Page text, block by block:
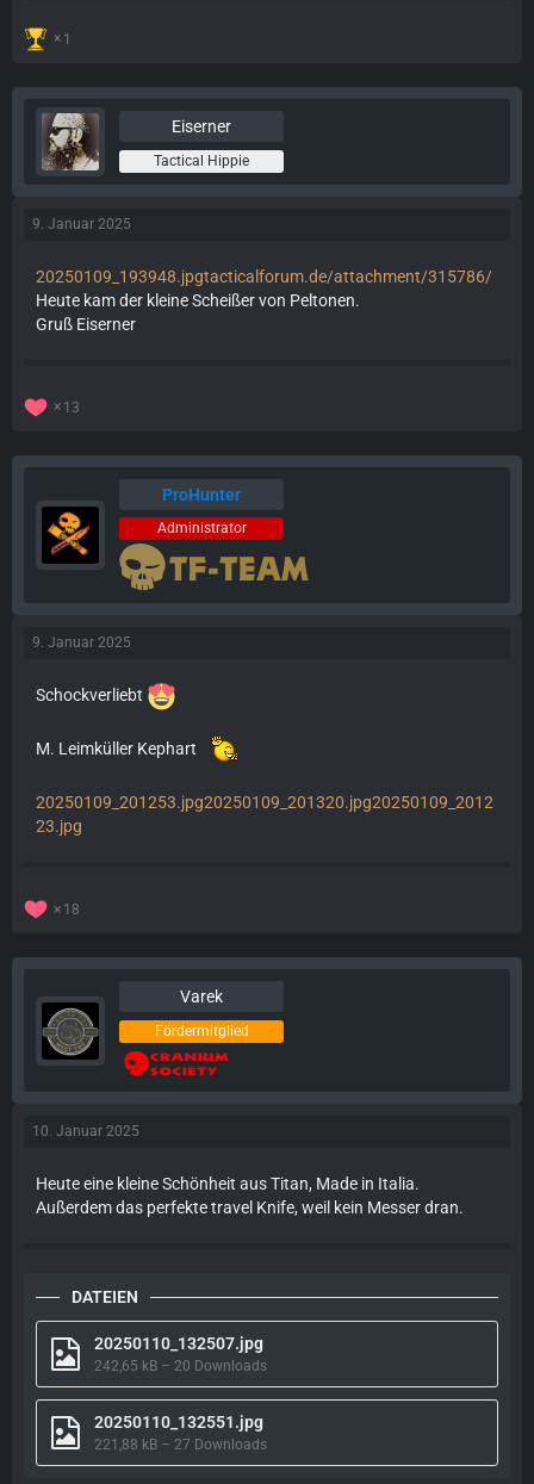
1
Eiserner
Tactical Hippie
9. Januar 2025
20250109_193948.jpgtacticalforum.de/attachment/315786/
Heute kam der kleine Scheißer von Peltonen.
Gruß Eiserner
13
ProHunter
Administrator
9. Januar 2025
Schockverliebt
M. Leimküller Kephart
20250109_201253.jpg20250109_201320.jpg20250109_2012
23.jpg
18
Varek
Fördermitglied
10. Januar 2025
Heute eine kleine Schönheit aus Titan, Made in Italia.
Außerdem das perfekte travel Knife, weil kein Messer dran.
DATEIEN
20250110_132507.jpg
242,65 kB – 20 Downloads
20250110_132551.jpg
221,88 kB – 27 Downloads